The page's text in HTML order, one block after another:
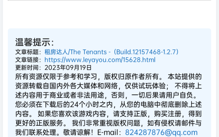
温馨提示：
文章标题： 租房达人/The Tenants -（Build.12157468-1.2.7）
文章链接： https://www.leyayou.com/15628.html
更新时间：2023年09月19日
所有资源仅限于参考和学习，版权归原作者所有。 本站提供的
资源转载自国内外各大媒体和网络，仅供试玩体验； 不得将上
述内容用于商业或者非法用途，否则，一切后果请用户自负。
您必须在下载后的24个小时之内，从您的电脑中彻底删除上述
内容。 如果您喜欢该游戏内容，请支持正版，购买注册，得到
更好的正版服务。 我们非常重视版权问题，如有侵权请邮件与
我们联系处理。敬请谅解！E-mail： 824287876@qq.com